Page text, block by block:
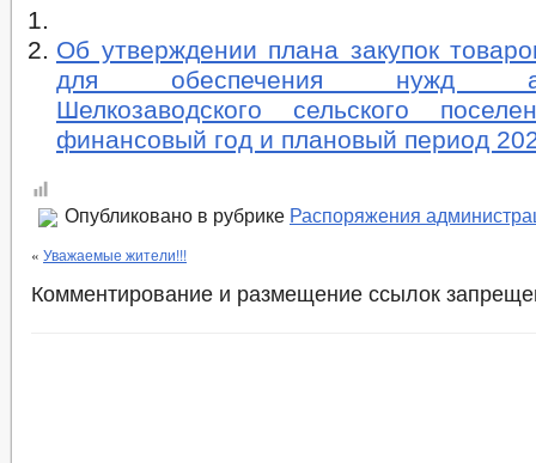
Об утверждении плана закупок
для обеспечения нужд
Шелкозаводского сельского
финансовый год и плановый период
Опубликовано в рубрике Распоряжения
« Уважаемые жители!!!
Комментирование и размещение ссылок